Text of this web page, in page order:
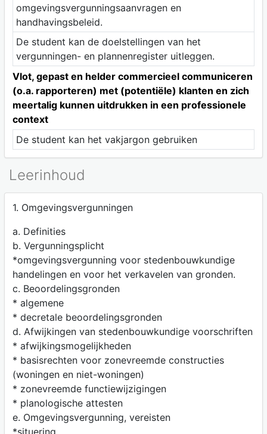
omgevingsvergunningsaanvragen en
handhavingsbeleid.
De student kan de doelstellingen van het
vergunningen- en plannenregister uitleggen.
Vlot, gepast en helder commercieel communiceren
(o.a. rapporteren) met (potentiële) klanten en zich
meertalig kunnen uitdrukken in een professionele
context
De student kan het vakjargon gebruiken
Leerinhoud
1. Omgevingsvergunningen
a. Definities
b. Vergunningsplicht
*omgevingsvergunning voor stedenbouwkundige
handelingen en voor het verkavelen van gronden.
c. Beoordelingsgronden
* algemene
* decretale beoordelingsgronden
d. Afwijkingen van stedenbouwkundige voorschriften
* afwijkingsmogelijkheden
* basisrechten voor zonevreemde constructies
(woningen en niet-woningen)
* zonevreemde functiewijzigingen
* planologische attesten
e. Omgevingsvergunning, vereisten